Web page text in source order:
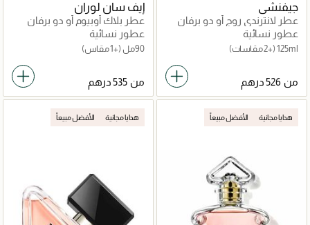
جيفنشي
عطر لانترندي روج أو دو برفان
عطور نسائية
125ml (+2 مقاسات)
من
إيف سان لوران
عطر بلاك أوبيوم أو دو برفان
عطور نسائية
90مل (+1 مقاس)
من
هدايا مجانية الأفضل مبيعاً هدايا مجانية الأفضل مبيعاً